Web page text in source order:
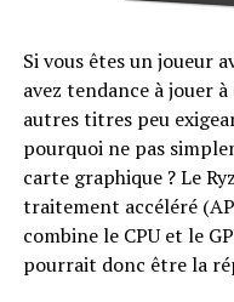
Si vous êtes un joueur
avez tendance à jouer
autres titres peu
pourquoi ne pas
carte graphique ? Le
traitement accéléré
combine le CPU et le
pourrait donc être la